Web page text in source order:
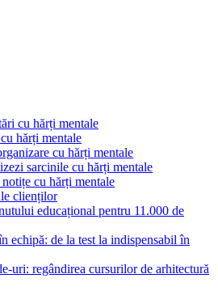
cu hărți mentale
hărți mentale
cu hărți mentale
sarcinile cu hărți mentale
cu hărți mentale
clienților
educațional pentru 11.000 de
echipă: de la test la indispensabil în
uri: regândirea cursurilor de arhitectură